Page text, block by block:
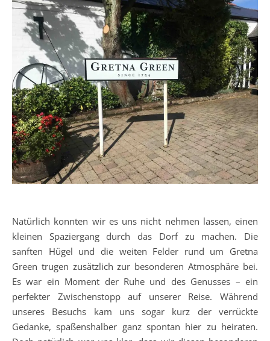
Natürlich konnten wir es uns nicht nehmen lassen, einen
kleinen Spaziergang durch das Dorf zu machen. Die
sanften Hügel und die weiten Felder rund um Gretna
Green trugen zusätzlich zur besonderen Atmosphäre bei.
Es war ein Moment der Ruhe und des Genusses – ein
perfekter Zwischenstopp auf unserer Reise. Während
unseres Besuchs kam uns sogar kurz der verrückte
Gedanke, spaßenshalber ganz spontan hier zu heiraten.